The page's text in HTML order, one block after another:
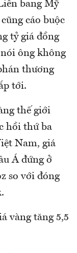
bang Mỹ
cáo buộc
tỷ giá đồng
ông không
thương
tới.
thế giới
hồi thứ ba
Nam, giá
Á đứng ở
so với đóng
vàng tăng 5,5